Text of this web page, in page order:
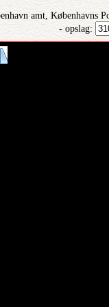
amt, Københavns
- opslag: